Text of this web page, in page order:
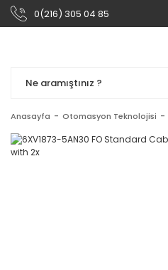
0(216) 305 04 85
Anasayfa Otomasyon Teknolojisi